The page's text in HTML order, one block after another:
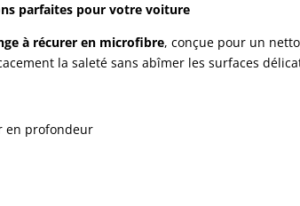
parfaites pour votre voiture
à récurer en microfibre, conçue pour un
la saleté sans abîmer les surfaces
en profondeur